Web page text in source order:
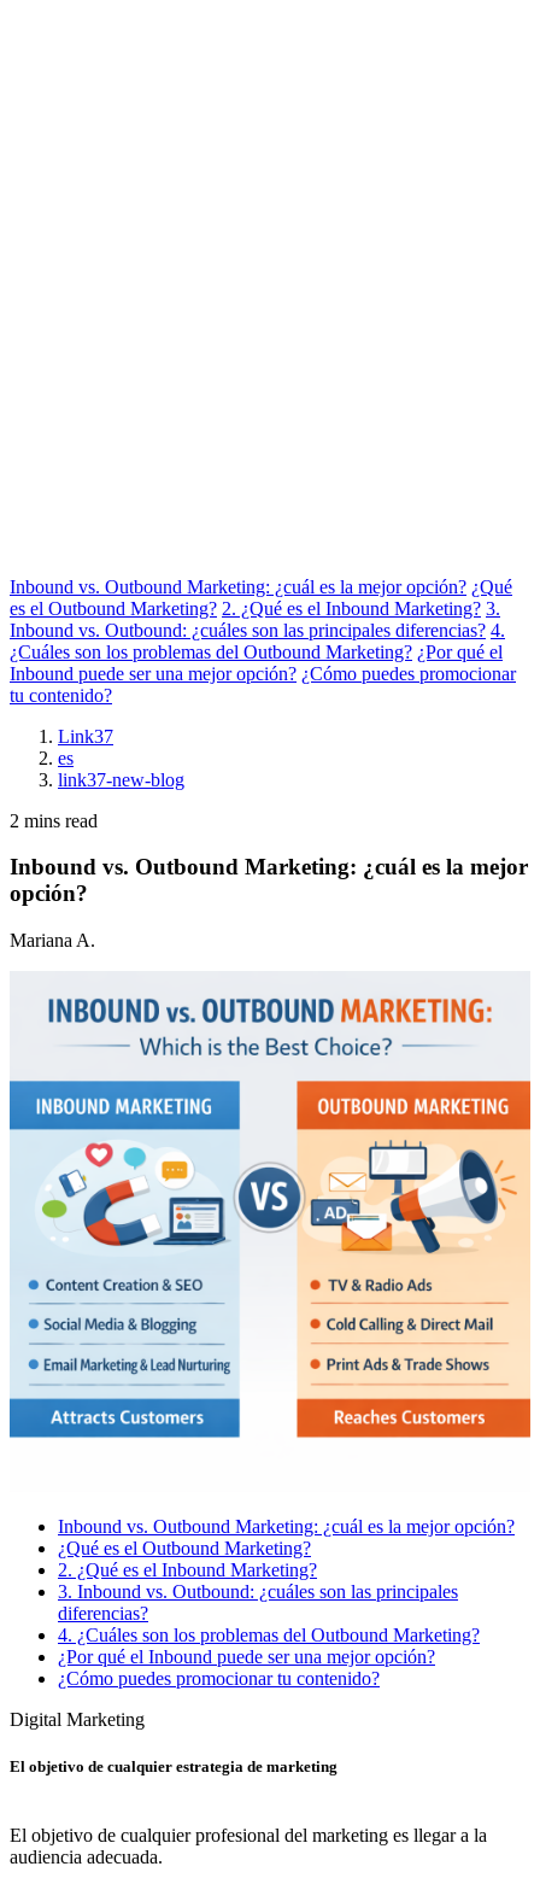
Inbound vs. Outbound Marketing: ¿cuál es la mejor opción? ¿Qué
es el Outbound Marketing? 2. ¿Qué es el Inbound Marketing? 3.
Inbound vs. Outbound: ¿cuáles son las principales diferencias? 4.
¿Cuáles son los problemas del Outbound Marketing? ¿Por qué el
Inbound puede ser una mejor opción? ¿Cómo puedes promocionar
tu contenido?
Link37
es
link37-new-blog
2 mins read
Inbound vs. Outbound Marketing: ¿cuál es la mejor
opción?
Mariana A.
Inbound vs. Outbound Marketing: ¿cuál es la mejor opción?
¿Qué es el Outbound Marketing?
2. ¿Qué es el Inbound Marketing?
3. Inbound vs. Outbound: ¿cuáles son las principales
diferencias?
4. ¿Cuáles son los problemas del Outbound Marketing?
¿Por qué el Inbound puede ser una mejor opción?
¿Cómo puedes promocionar tu contenido?
Digital Marketing
El objetivo de cualquier estrategia de marketing
El objetivo de cualquier profesional del marketing es llegar a la
audiencia adecuada.